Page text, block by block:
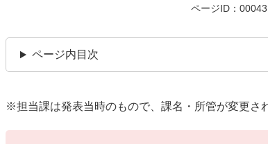
ページID：
ページ内目次
※担当課は発表当時のもので、課名・所管が変更さ